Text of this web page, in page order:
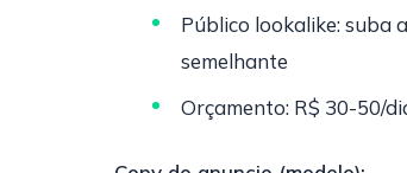
Público lookalike: suba
semelhante
Orçamento: R$ 30-50/